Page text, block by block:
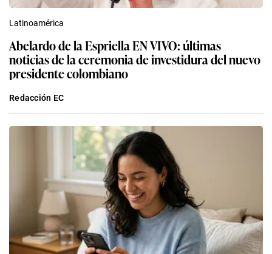
Latinoamérica
Abelardo de la Espriella EN VIVO: últimas
noticias de la ceremonia de investidura del nuevo
presidente colombiano
Redacción EC